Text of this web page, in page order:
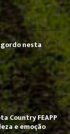
nesta
Country FEAPP
e emoção